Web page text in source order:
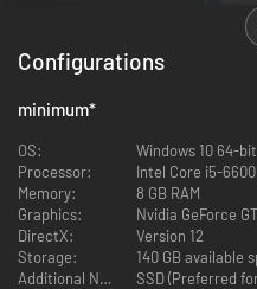
Invasions
Invasions er en dynamisk
forskellige udfordringer. Med
blandet med MK1’s fantastiske
engagerende udfordringer med
Configurations
minimum*
OS:
Windows 10 64-bit
Processor:
Intel Core i5-6600
Memory:
8 GB RAM
Graphics:
Nvidia GeForce
DirectX:
Version 12
Storage:
140 GB available
Additional Notes:
SSD (Preferred